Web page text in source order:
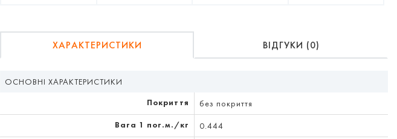
ХАРАКТЕРИСТИКИ ВІДГУКИ (0)
ОСНОВНІ ХАРАКТЕРИСТИКИ
Покриття без покриття
Вага 1 пог.м./кг 0.444